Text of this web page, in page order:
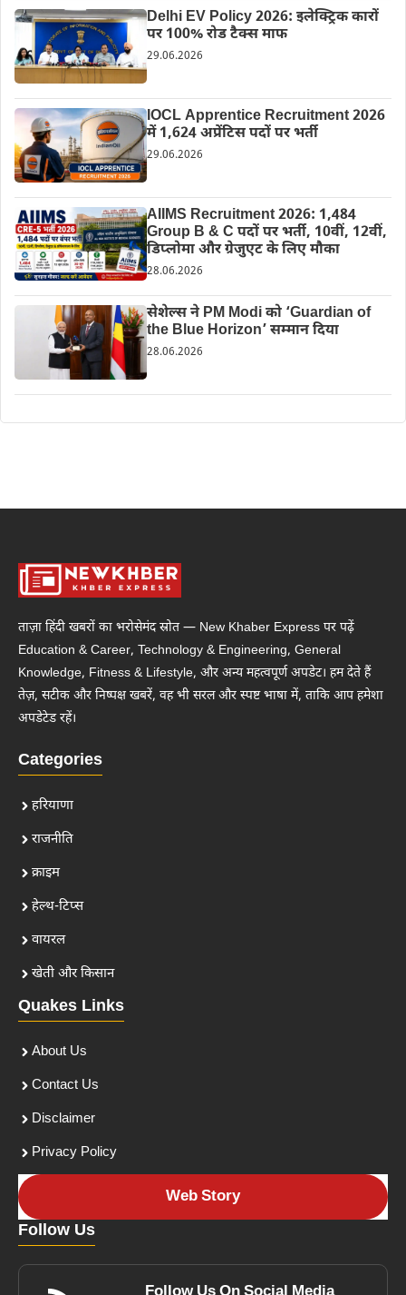
Delhi EV Policy 2026: इलेक्ट्रिक कारों
पर 100% रोड टैक्स माफ
29.06.2026
IOCL Apprentice Recruitment 2026
में 1,624 अप्रेंटिस पदों पर भर्ती
29.06.2026
AIIMS Recruitment 2026: 1,484
Group B & C पदों पर भर्ती, 10वीं, 12वीं,
डिप्लोमा और ग्रेजुएट के लिए मौका
28.06.2026
सेशेल्स ने PM Modi को ‘Guardian of
the Blue Horizon’ सम्मान दिया
28.06.2026
ताज़ा हिंदी खबरों का भरोसेमंद स्रोत — New Khaber Express पर पढ़ें
Education & Career, Technology & Engineering, General
Knowledge, Fitness & Lifestyle, और अन्य महत्वपूर्ण अपडेट। हम देते हैं
तेज़, सटीक और निष्पक्ष खबरें, वह भी सरल और स्पष्ट भाषा में, ताकि आप हमेशा
अपडेटेड रहें।
Categories
हरियाणा
राजनीति
क्राइम
हेल्थ-टिप्स
वायरल
खेती और किसान
Quakes Links
About Us
Contact Us
Disclaimer
Privacy Policy
Web Story
Follow Us